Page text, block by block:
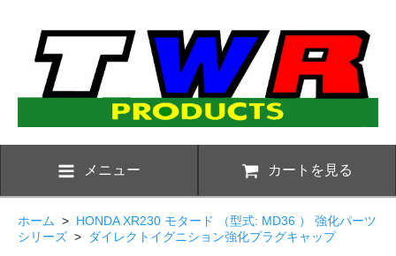
メニュー カートを見る
ホーム > HONDA XR230 モタード （型式: MD36 ） 強化パーツ
シリーズ > ダイレクトイグニション強化プラグキャップ